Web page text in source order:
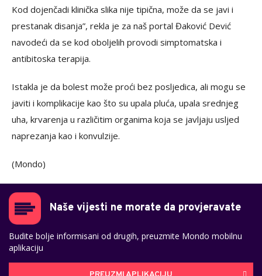
Kod dojenčadi klinička slika nije tipična, može da se javi i
prestanak disanja”, rekla je za naš portal Đaković Dević
navodeći da se kod oboljelih provodi simptomatska i
antibitoska terapija.
Istakla je da bolest može proći bez posljedica, ali mogu se
javiti i komplikacije kao što su upala pluća, upala srednjeg
uha, krvarenja u različitim organima koja se javljaju usljed
naprezanja kao i konvulzije.
(Mondo)
Naše vijesti ne morate da provjeravate
Budite bolje informisani od drugih, preuzmite Mondo mobilnu
aplikaciju